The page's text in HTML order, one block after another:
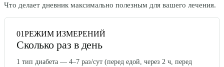
Что делает дневник максимально полезным для вашего лечения.
01РЕЖИМ ИЗМЕРЕНИЙ
Сколько раз в день
1 тип диабета — 4–7 раз/сут (перед едой, через 2 ч, перед